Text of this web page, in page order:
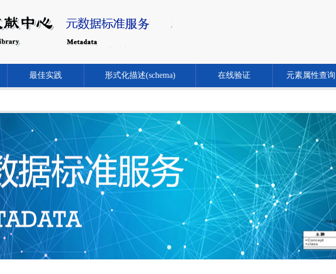
最佳实践 形式化描述(schema) 在线验证 元素属性查询